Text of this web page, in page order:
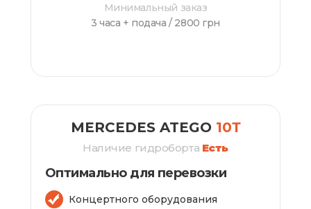
Минимальный заказ
3 часа + подача / 2800 грн
MERCEDES ATEGO 10Т
Наличие гидроборта Есть
Оптимально для перевозки
Концертного оборудования